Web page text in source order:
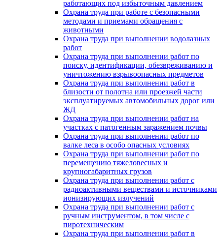
работающих под избыточным давлением
Охрана труда при работе с безопасными
методами и приемами обращения с
животными
Охрана труда при выполнении водолазных
работ
Охрана труда при выполнении работ по
поиску, идентификации, обезвреживанию и
уничтожению взрывоопасных предметов
Охрана труда при выполнении работ в
близости от полотна или проезжей части
эксплуатируемых автомобильных дорог или
ЖД
Охрана труда при выполнении работ на
участках с патогенным заражением почвы
Охрана труда при выполнении работ по
валке леса в особо опасных условиях
Охрана труда при выполнении работ по
перемещению тяжеловесных и
крупногабаритных грузов
Охрана труда при выполнении работ с
радиоактивными веществами и источниками
ионизирующих излучений
Охрана труда при выполнении работ с
ручным инструментом, в том числе с
пиротехническим
Охрана труда при выполнении работ в